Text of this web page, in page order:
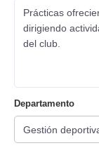
Prácticas
dirigiendo
del club.
Departamento